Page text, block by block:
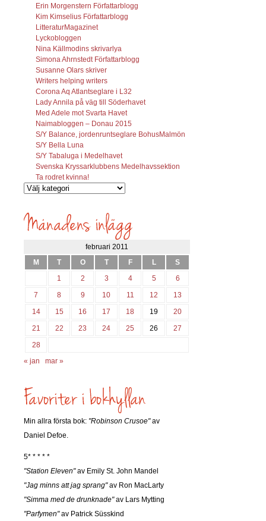
Erin Morgenstern Författarblogg
Kim Kimselius Författarblogg
LitteraturMagazinet
Lyckobloggen
Nina Källmodins skrivarlya
Simona Ahrnstedt Författarblogg
Susanne Olars skriver
Writers helping writers
Corona Aq Atlantseglare i L32
Lady Annila på väg till Söderhavet
Med Adele mot Svarta Havet
Naimabloggen – Donau 2015
S/Y Balance, jordenruntseglare BohusMalmön
S/Y Bella Luna
S/Y Tabaluga i Medelhavet
Svenska Kryssarklubbens Medelhavssektion
Ta rodret kvinna!
Vilka
söks?
februari 2011
M
T O T F L
S
1
2 3 4 5
6
7
8 9 10 11 12
13
14
15 16 17 18 19
20
21
22 23 24 25 26
27
28
« jan
mar »
Min allra första bok: "Robinson Crusoe"av
Daniel Defoe.
5* * * * *
"Station Eleven"av Emily St. John Mandel
"Jag minns att jag sprang"av Ron MacLarty
"Simma med de drunknade"av Lars Mytting
"Parfymen"av Patrick Süsskind